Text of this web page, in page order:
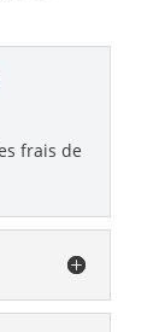
frais de